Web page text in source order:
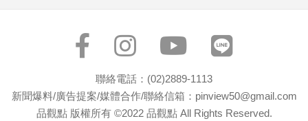
投
聯絡電話：(02)2889-1113
新聞爆料/廣告提案/媒體合作/聯絡信箱：pinview50@gmail.com
品觀點 版權所有 ©2022 品觀點 All Rights Reserved.